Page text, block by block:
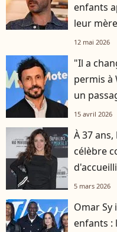
enfants
leur
12 mai 2026
"Il a
permis à
un
15 avril 2026
À 37
célèbre
5 mars 2026
Omar Sy
enfants :